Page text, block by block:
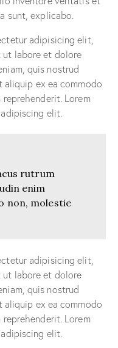
sunt, explicabo.
adipisicing elit,
ut labore et dolore
quis nostrud
ex ea commodo
Lorem
elit.
rutrum
enim
non, molestie
adipisicing elit,
ut labore et dolore
quis nostrud
ex ea commodo
Lorem
elit.